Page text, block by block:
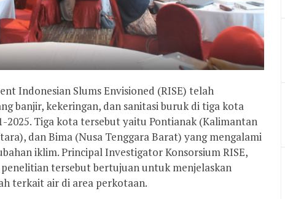
Indonesian Slums Envisioned (RISE) telah
banjir, kekeringan, dan sanitasi buruk di tiga kota
2025. Tiga kota tersebut yaitu Pontianak (Kalimantan
dan Bima (Nusa Tenggara Barat) yang mengalami
iklim. Principal Investigator Konsorsium RISE,
tersebut bertujuan untuk menjelaskan
terkait air di area perkotaan.